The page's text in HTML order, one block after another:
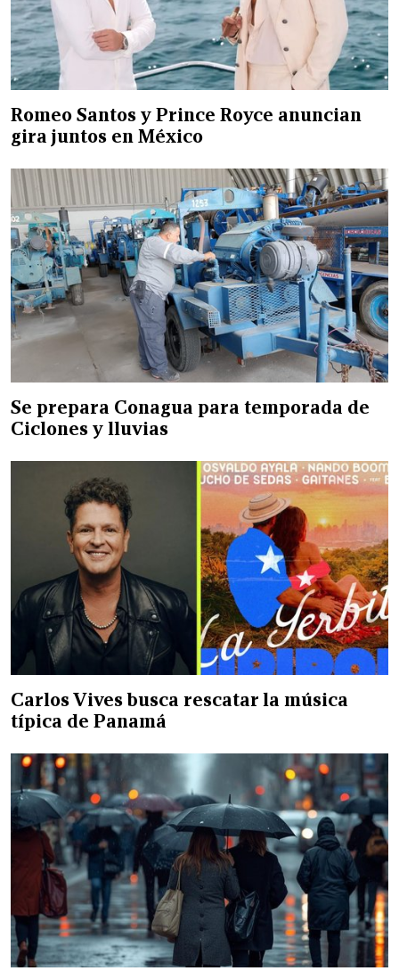
Romeo Santos y Prince Royce anuncian
gira juntos en México
Se prepara Conagua para temporada de
Ciclones y lluvias
Carlos Vives busca rescatar la música
típica de Panamá